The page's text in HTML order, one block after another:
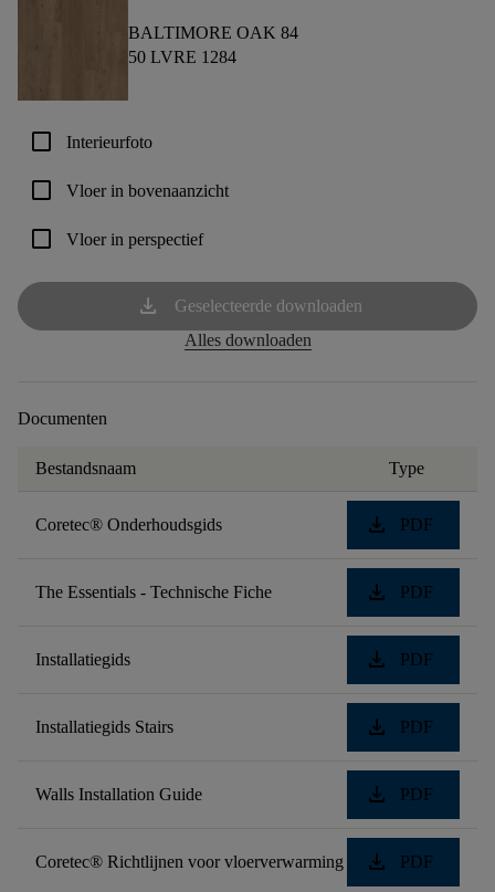
BALTIMORE OAK 84
50 LVRE 1284
check_box_outline_blank Interieurfoto
check_box_outline_blank Vloer in bovenaanzicht
check_box_outline_blank Vloer in perspectief
download
Geselecteerde downloaden
Alles downloaden
Documenten
Bestandsnaam Type
Coretec® Onderhoudsgids download PDF
The Essentials - Technische Fiche download PDF
Installatiegids download PDF
Installatiegids Stairs download PDF
Walls Installation Guide download PDF
Coretec® Richtlijnen voor vloerverwarming download PDF